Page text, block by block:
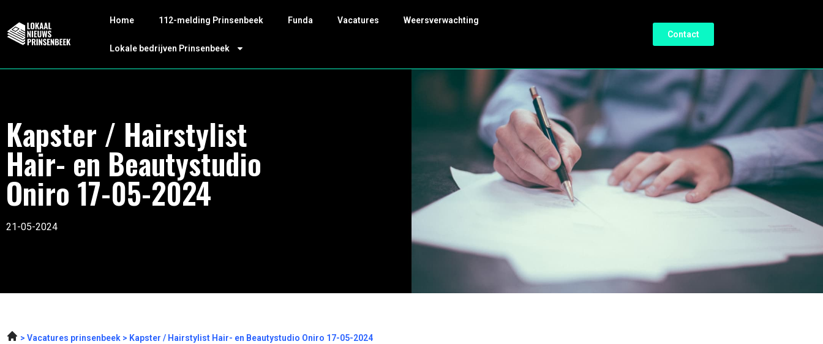
Home 112-melding Prinsenbeek Funda Vacatures Weersverwachting
Lokale bedrijven Prinsenbeek
Contact
Kapster / Hairstylist
Hair- en Beautystudio
Oniro 17-05-2024
21-05-2024
Vacatures prinsenbeek Kapster / Hairstylist Hair- en Beautystudio Oniro 17-05-2024